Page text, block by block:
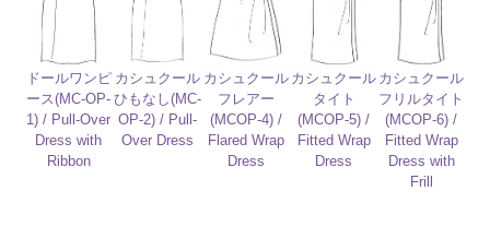
ドールワンピ
ース(MC-OP-
1) / Pull-Over
Dress with
Ribbon
カシュクール
ひもなし(MC-
OP-2) / Pull-
Over Dress
カシュクール
フレアー
(MCOP-4) /
Flared Wrap
Dress
カシュクール
タイト
(MCOP-5) /
Fitted Wrap
Dress
カシュクール
フリルタイト
(MCOP-6) /
Fitted Wrap
Dress with
Frill